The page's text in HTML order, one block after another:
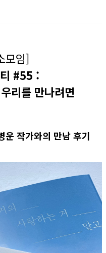
모임]
#55 :
리를 만나려면
작가와의 만남 후기